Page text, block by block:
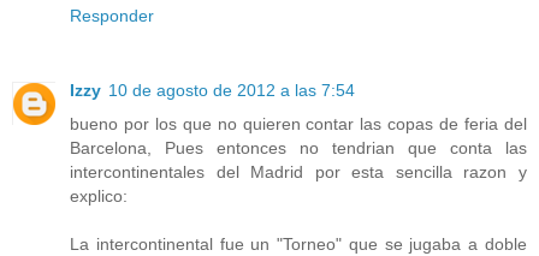
Responder
Izzy 10 de agosto de 2012 a las 7:54
bueno por los que no quieren contar las copas de feria del
Barcelona, Pues entonces no tendrian que conta las
intercontinentales del Madrid por esta sencilla razon y
explico:
La intercontinental fue un "Torneo" que se jugaba a doble